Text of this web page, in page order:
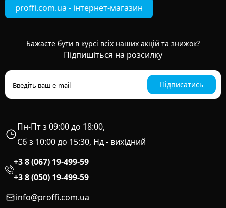
proffi.com.ua - інтернет-магазин
Бажаєте бути в курсі всіх наших акцій та знижок?
Підпишіться на розсилку
Підписатись
Пн-Пт з 09:00 до 18:00,
Сб з 10:00 до 15:30, Нд - вихідний
+3 8 (067) 19-499-59
+3 8 (050) 19-499-59
info@proffi.com.ua